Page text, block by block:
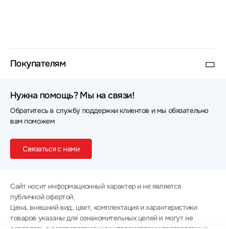
Покупателям
Нужна помощь? Мы на связи!
Обратитесь в службу поддержки клиентов и мы обязательно
вам поможем
Связаться с нами
Сайт носит информационный характер и не является
публичной офертой.
Цена, внешний вид, цвет, комплектация и характеристики
товаров указаны для ознакомительных целей и могут не